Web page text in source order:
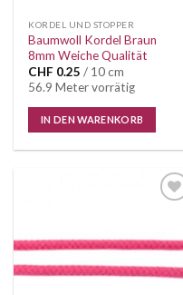
KORDEL UND STOPPER
Baumwoll Kordel Braun
8mm Weiche Qualität
CHF 0.25 / 10 cm
56.9 Meter vorrätig
IN DEN WARENKORB